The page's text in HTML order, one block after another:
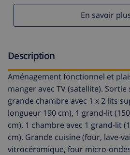
En savoir
Description
Aménagement fonctionnel et
manger avec TV (satellite).
grande chambre avec 1 x 2 lits
longueur 190 cm), 1 grand-lit
cm). 1 chambre avec 1 grand-lit
cm). Grande cuisine (four, lave-
vitrocéramique, four micro-